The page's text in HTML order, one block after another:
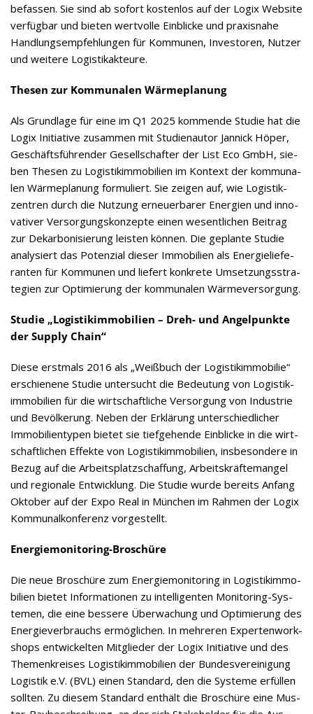
befas­sen. Sie sind ab sofort kos­ten­los auf der Logix Web­site
ver­füg­bar und bie­ten wert­volle Ein­bli­cke und pra­xis­nahe
Hand­lungs­emp­feh­lun­gen für Kom­mu­nen, Inves­to­ren, Nut­zer
und wei­tere Logistikakteure.
The­sen zur Kom­mu­na­len Wärmeplanung
Als Grund­lage für eine im Q1 2025 kom­mende Stu­die hat die
Logix Initia­tive zusam­men mit Stu­di­en­au­tor Jan­nick Höper,
Geschäfts­füh­ren­der Gesell­schaf­ter der List Eco GmbH, sie­
ben The­sen zu Logis­tik­im­mo­bi­lien im Kon­text der kom­mu­na­
len Wär­me­pla­nung for­mu­liert. Sie zei­gen auf, wie Logis­tik­
zen­tren durch die Nut­zung erneu­er­ba­rer Ener­gien und inno­
va­ti­ver Ver­sor­gungs­kon­zepte einen wesent­li­chen Bei­trag
zur Dekar­bo­ni­sie­rung leis­ten kön­nen. Die geplante Stu­die
ana­ly­siert das Poten­zial die­ser Immo­bi­lien als Ener­gie­lie­fe­
ran­ten für Kom­mu­nen und lie­fert kon­krete Umset­zungs­stra­
te­gien zur Opti­mie­rung der kom­mu­na­len Wärmeversorgung.
Stu­die „Logis­tik­im­mo­bi­lien – Dreh- und Angel­punkte
der Sup­ply Chain“
Diese erst­mals 2016 als „Weiß­buch der Logis­tik­im­mo­bi­lie“
erschie­nene Stu­die unter­sucht die Bedeu­tung von Logis­tik­
im­mo­bi­lien für die wirt­schaft­li­che Ver­sor­gung von Indus­trie
und Bevöl­ke­rung. Neben der Erklä­rung unter­schied­li­cher
Immo­bi­li­en­ty­pen bie­tet sie tief­ge­hende Ein­bli­cke in die wirt­
schaft­li­chen Effekte von Logis­tik­im­mo­bi­lien, ins­be­son­dere in
Bezug auf die Arbeits­platz­schaf­fung, Arbeits­kräf­te­man­gel
und regio­nale Ent­wick­lung. Die Stu­die wurde bereits Anfang
Okto­ber auf der Expo Real in Mün­chen im Rah­men der Logix
Kom­mu­nal­kon­fe­renz vorgestellt.
Ener­gie­mo­ni­to­ring-Bro­schüre
Die neue Bro­schüre zum Ener­gie­mo­ni­to­ring in Logis­tik­im­mo­
bi­lien bie­tet Infor­ma­tio­nen zu intel­li­gen­ten Moni­to­ring-Sys­
te­men, die eine bes­sere Über­wa­chung und Opti­mie­rung des
Ener­gie­ver­brauchs ermög­li­chen. In meh­re­ren Exper­ten­work­
shops ent­wi­ckel­ten Mit­glie­der der Logix Initia­tive und des
The­men­krei­ses Logis­tik­im­mo­bi­lien der Bun­des­ver­ei­ni­gung
Logis­tik e.V. (BVL) einen Stan­dard, den die Sys­teme erfül­len
soll­ten. Zu die­sem Stan­dard ent­hält die Bro­schüre eine Mus­